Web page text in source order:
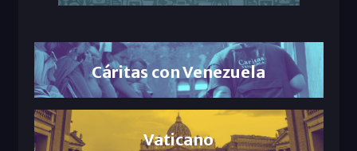
Cáritas con Venezuela
Vaticano